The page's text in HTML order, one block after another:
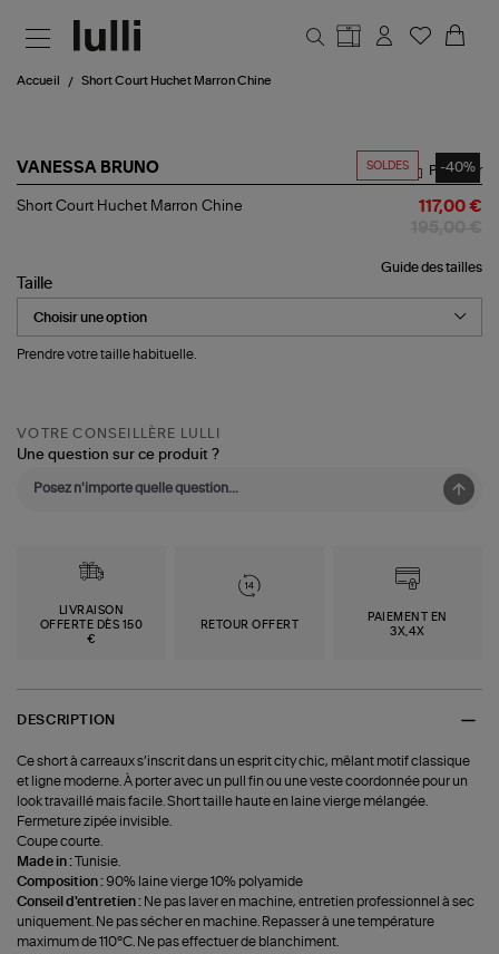
Accueil Short Court Huchet Marron Chine
SOLDES -40%
VANESSA BRUNO
Short
Chine
Partager
Short Court Huchet Marron Chine 117,00 €
Guide des tailles
Taille
Prendre votre taille habituelle.
VOTRE CONSEILLÈRE LULLI
Une question sur ce produit ?
LIVRAISON
OFFERTE DÈS 150
€
RETOUR OFFERT
PAIEMENT EN
3X,4X
DESCRIPTION
Ce short à carreaux s’inscrit dans un esprit city chic, mêlant motif classique
et ligne moderne. À porter avec un pull fin ou une veste coordonnée pour un
look travaillé mais facile. Short taille haute en laine vierge mélangée.
Fermeture zipée invisible.
Coupe courte.
Made in :Tunisie.
Composition : 90% laine vierge 10% polyamide
Conseil d'entretien : Ne pas laver en machine, entretien professionnel à sec
uniquement. Ne pas sécher en machine. Repasser à une température
maximum de 110°C. Ne pas effectuer de blanchiment.